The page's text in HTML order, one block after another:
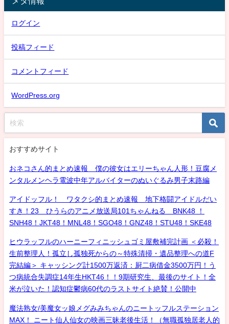
ログイン
投稿フィード
コメントフィード
WordPress.org
おすすめサイト
おネコさん的まとめ速報 僕の彼女はエリーちゃん人形！豆腐メ
ンタルメンヘラ電波中年アルバイターのぬいぐるみ男子末路編
アイドッフル！ ワタクシ的まとめ速報 地下格闘アイドルだい
すき！23 ひうらのアニメ放送局101ちゃんねる BNK48 ！
SNH48！JKT48！MNL48！SGO48！GNZ48！STU48！SKE48
ヒウラッフルのハーニーフィニッシュゴミ屋敷補完計画 ＜必殺！
生前整理人！孤立し孤独死からの～特殊清掃・遺品整理への道F
完結編＞ キャッシング計1500万返済：厨二病借金3500万円！う
つ病統合失調症14年生HKT46！！9期研究生、最後のサイト！全
米が泣いた！認知症鬱病60代のラストサイト絶賛！公開中
魔法熟女/美魔女ッ娘メグみみちゃんのニートッフルステーション
MAX！ ニート仙人仙女の映画三昧老後生活！（無職孤独居老人的